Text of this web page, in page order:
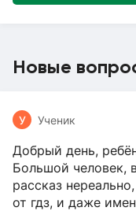
Новые
У Ученик
Добрый день,
Большой человек,
рассказ
от гдз, и даже